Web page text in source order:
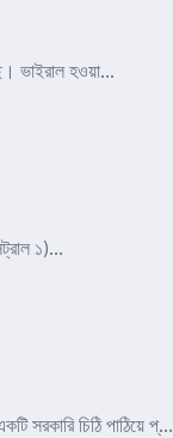
ভাইরাল হওয়া...
১)...
সরকারি চিঠি পাঠিয়ে প্...